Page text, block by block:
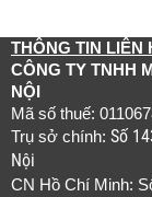
THÔNG TIN LIÊN
CÔNG TY TNHH
NỘI
Mã số thuế:
Trụ sở chính: Số
Nội
CN Hồ Chí Minh: